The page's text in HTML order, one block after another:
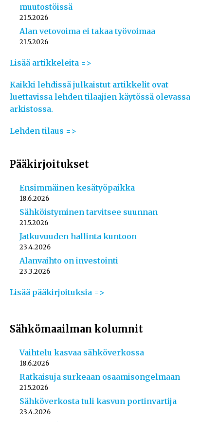
muutostöissä
21.5.2026
Alan vetovoima ei takaa työvoimaa
21.5.2026
Lisää artikkeleita =>
Kaikki lehdissä julkaistut artikkelit ovat
luettavissa lehden tilaajien käytössä olevassa
arkistossa.
Lehden tilaus =>
Pääkirjoitukset
Ensimmäinen kesätyöpaikka
18.6.2026
Sähköistyminen tarvitsee suunnan
21.5.2026
Jatkuvuuden hallinta kuntoon
23.4.2026
Alanvaihto on investointi
23.3.2026
Lisää pääkirjoituksia =>
Sähkömaailman kolumnit
Vaihtelu kasvaa sähköverkossa
18.6.2026
Ratkaisuja surkeaan osaamisongelmaan
21.5.2026
Sähköverkosta tuli kasvun portinvartija
23.4.2026